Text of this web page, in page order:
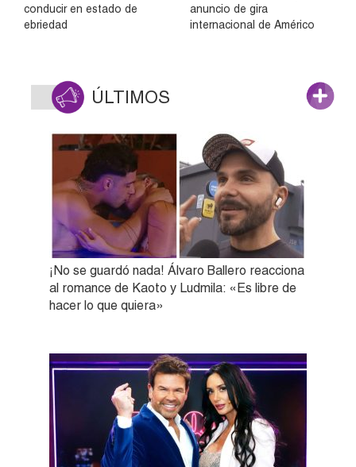
conducir en estado de
ebriedad
anuncio de gira
internacional de Américo
ÚLTIMOS
¡No se guardó nada! Álvaro Ballero reacciona
al romance de Kaoto y Ludmila: «Es libre de
hacer lo que quiera»